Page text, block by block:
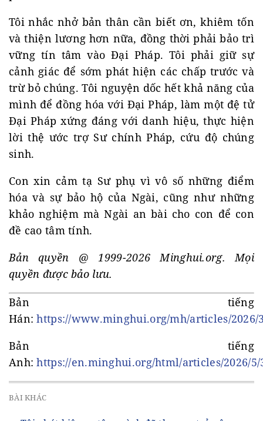
Tôi nhắc nhở bản thân cần biết ơn, khiêm tốn
và thiện lương hơn nữa, đồng thời phải bảo trì
vững tín tâm vào Đại Pháp. Tôi phải giữ sự
cảnh giác để sớm phát hiện các chấp trước và
trừ bỏ chúng. Tôi nguyện dốc hết khả năng của
mình để đồng hóa với Đại Pháp, làm một đệ tử
Đại Pháp xứng đáng với danh hiệu, thực hiện
lời thệ ước trợ Sư chính Pháp, cứu độ chúng
sinh.
Con xin cảm tạ Sư phụ vì vô số những điểm
hóa và sự bảo hộ của Ngài, cũng như những
khảo nghiệm mà Ngài an bài cho con để con
đề cao tâm tính.
Bản quyền @ 1999-2026 Minghui.org. Mọi
quyền được bảo lưu.
Bản tiếng
Hán:https://www.minghui.org/mh/articles/2026/
Bản tiếng
Anh:https://en.minghui.org/html/articles/2026/5/
BÀI KHÁC